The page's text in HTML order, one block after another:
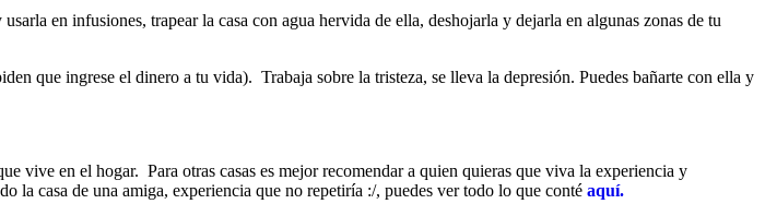
en infusiones, trapear la casa con agua hervida de ella, deshojarla y dejarla en algunas zonas de tu
que ingrese el dinero a tu vida). Trabaja sobre la tristeza, se lleva la depresión. Puedes bañarte con ella y
vive en el hogar. Para otras casas es mejor recomendar a quien quieras que viva la experiencia y
la casa de una amiga, experiencia que no repetiría :/, puedes ver todo lo que conté aquí.